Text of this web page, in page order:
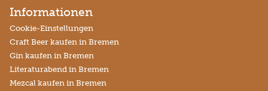
Informationen
Cookie-Einstellungen
Craft Beer kaufen in Bremen
Gin kaufen in Bremen
Literaturabend in Bremen
Mezcal kaufen in Bremen